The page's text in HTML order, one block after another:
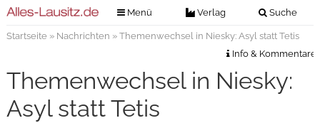
Menü Verlag Suche
Verlag
Kontakt
Impressum
Nachrichten
Veranstaltungstickets
Startseite» Nachrichten » Themenwechsel in Niesky: Asyl statt Tetis
Info & Kommentare
Themenwechsel in Niesky:
Asyl statt Tetis